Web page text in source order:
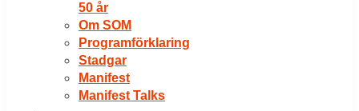
50 år
Om SOM
Programförklaring
Stadgar
Manifest
Manifest Talks